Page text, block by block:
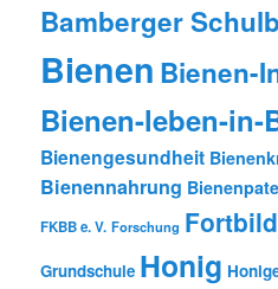
Bamberger
Bienen Bienen-
Bienen-leben-in-
Bienengesundheit
Bienennahrung
FKBB e. V. Forschung
Grundschule Honig